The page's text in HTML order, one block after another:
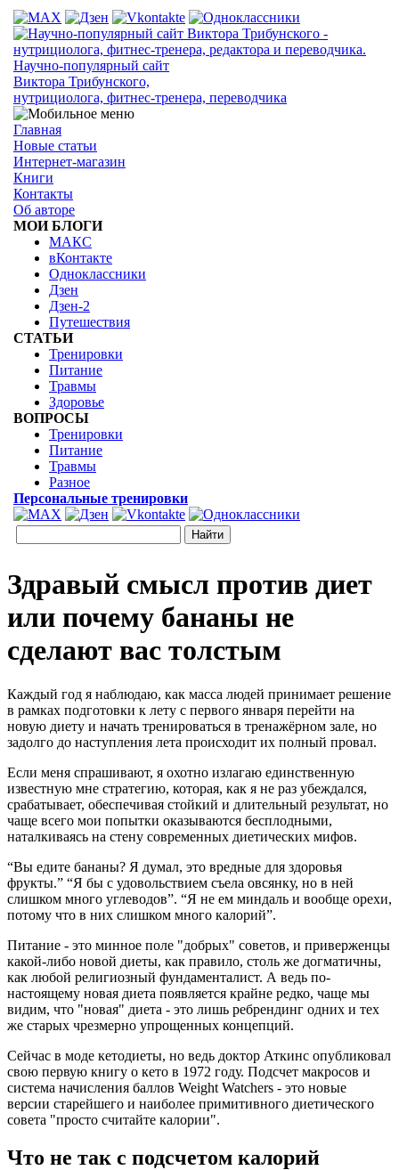
Научно-популярный сайт
Виктора Трибунского,
нутрициолога, фитнес-тренера, переводчика
Главная
Новые статьи
Интернет-магазин
Книги
Контакты
Об авторе
МОИ БЛОГИ
МАКС
вКонтакте
Одноклассники
Дзен
Дзен-2
Путешествия
СТАТЬИ
Тренировки
Питание
Травмы
Здоровье
ВОПРОСЫ
Тренировки
Питание
Травмы
Разное
Персональные тренировки
Здравый смысл против диет
или почему бананы не
сделают вас толстым
Каждый год я наблюдаю, как масса людей принимает решение
в рамках подготовки к лету с первого января перейти на
новую диету и начать тренироваться в тренажёрном зале, но
задолго до наступления лета происходит их полный провал.
Если меня спрашивают, я охотно излагаю единственную
известную мне стратегию, которая, как я не раз убеждался,
срабатывает, обеспечивая стойкий и длительный результат, но
чаще всего мои попытки оказываются бесплодными,
наталкиваясь на стену современных диетических мифов.
“Вы едите бананы? Я думал, это вредные для здоровья
фрукты.” “Я бы с удовольствием съела овсянку, но в ней
слишком много углеводов”. “Я не ем миндаль и вообще орехи,
потому что в них слишком много калорий”.
Питание - это минное поле "добрых" советов, и приверженцы
какой-либо новой диеты, как правило, столь же догматичны,
как любой религиозный фундаменталист. А ведь по-
настоящему новая диета появляется крайне редко, чаще мы
видим, что "новая" диета - это лишь ребрендинг одних и тех
же старых чрезмерно упрощенных концепций.
Сейчас в моде кетодиеты, но ведь доктор Аткинс опубликовал
свою первую книгу о кето в 1972 году. Подсчет макросов и
система начисления баллов Weight Watchers - это новые
версии старейшего и наиболее примитивного диетического
совета "просто считайте калории".
Что не так с подсчетом калорий